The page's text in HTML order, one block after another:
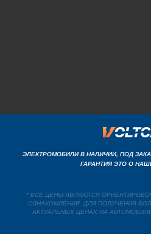
ЭЛЕКТРОМОБИЛИ В НАЛИЧИИ, ПОД
ГАРАНТИЯ ЭТО О
* ВСЕ ЦЕНЫ ЯВЛЯЮТСЯ
ОЗНАКОМЛЕНИЯ. ДЛЯ ПОЛУЧЕНИЯ
АКТУАЛЬНЫХ ЦЕНАХ НА